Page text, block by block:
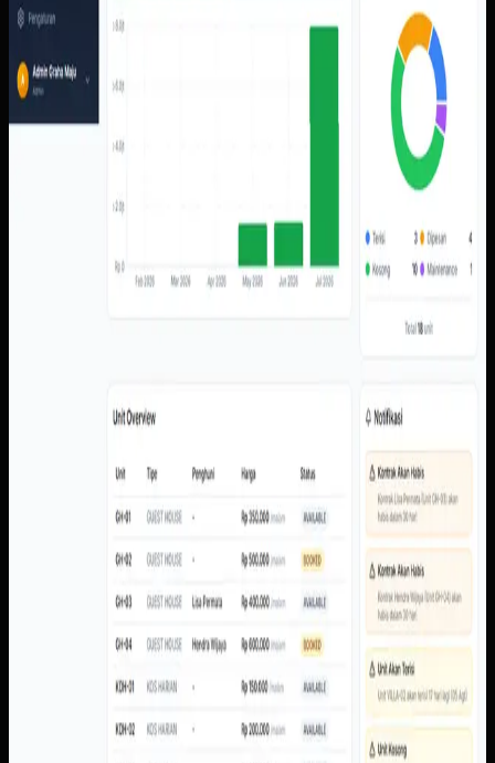
Sebelumnya
Pengelolaan properti perlu membaca status unit,
pemesanan, tenant, tagihan, kontrak, dan pendapatan
dalam satu konteks operasional yang tidak
membingungkan.
Dari screenshot yang tersedia, sistem mencakup dasbor
okupansi dan pendapatan, pemesanan, tenant, invoice,
unit, notifikasi kontrak, serta tampilan tenant untuk kontrak